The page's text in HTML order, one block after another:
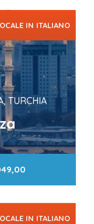
IN ITALIANO
TURCHIA
IN ITALIANO